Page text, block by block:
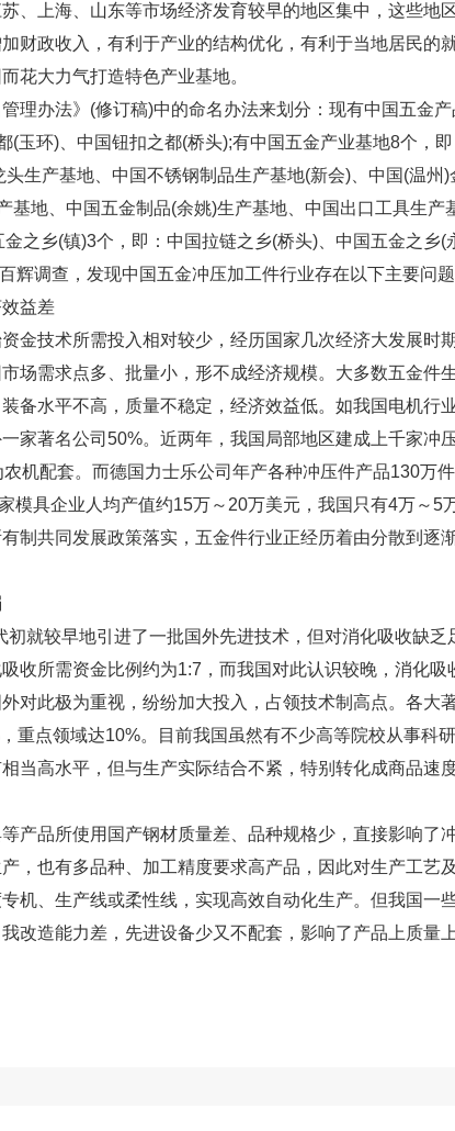
、上海、山东等市场经济发育较早的地区集中，这些地
财政收入，有利于产业的结构优化，有利于当地居民的
花大力气打造特色产业基地。
理办法》(修订稿)中的命名办法来划分：现有中国五金
(玉环)、中国钮扣之都(桥头);有中国五金产业基地8个，
生产基地、中国不锈钢制品生产基地(新会)、中国(温州)
基地、中国五金制品(余姚)生产基地、中国出口工具生产
之乡(镇)3个，即：中国拉链之乡(桥头)、中国五金之乡(
辉调查，发现中国五金冲压加工件行业存在以下主要问题
益差
金技术所需投入相对较少，经历国家几次经济大发展时
场需求点多、批量小，形不成经济规模。大多数五金件
备水平不高，质量不稳定，经济效益低。如我国电机行
家著名公司50%。近两年，我国局部地区建成上千家冲
机配套。而德国力士乐公司年产各种冲压件产品130万
模具企业人均产值约15万～20万美元，我国只有4万～5
制共同发展政策落实，五金件行业正经历着由分散到逐
就较早地引进了一批国外先进技术，但对消化吸收缺乏
收所需资金比例约为1:7，而我国对此认识较晚，消化吸
对此极为重视，纷纷加大投入，占领技术制高点。各大
重点领域达10%。目前我国虽然有不少高等院校从事科
当高水平，但与生产实际结合不紧，特别转化成商品速度
产品所使用国产钢材质量差、品种规格少，直接影响了
，也有多品种、加工精度要求高产品，因此对生产工艺
机、生产线或柔性线，实现高效自动化生产。但我国一
改造能力差，先进设备少又不配套，影响了产品上质量上